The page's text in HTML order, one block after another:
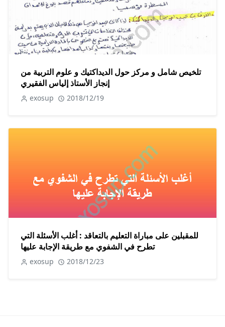
تلخيص شامل و مركز حول الديداكتيك و علوم التربية من
إنجاز الأستاذ إلياس الفقيري
exosup 2018/12/19
للمقبلين على مباراة التعليم بالتعاقد : أغلب الأسئلة التي
تطرح في الشفوي مع طريقة الإجابة عليها
exosup 2018/12/23